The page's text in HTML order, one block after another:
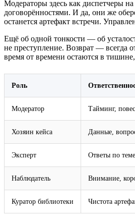
Модераторы здесь как диспетчеры
договорённостями. И да, они же
останется артефакт встречи.
Ещё об одной тонкости — об
не преступление. Возврат — всегда
время от времени остаются в тишине,
Роль
Модератор Тайминг,
Хозяин кейса Данные,
Эксперт Ответы по
Наблюдатель Внимание,
Куратор библиотеки Чистота